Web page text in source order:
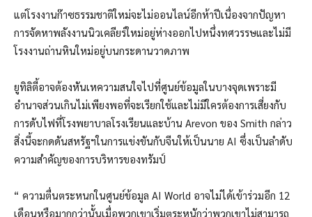
แต่โรงงานก๊าซธรรมชาติใหม่จะไม่ออนไลน์อีกห้าปีเนื่องจากปัญหา
การจัดหาพลังงานนิวเคลียร์ใหม่อยู่ห่างออกไปหนึ่งทศวรรษและไม่มี
โรงงานถ่านหินใหม่อยู่บนกระดานวาดภาพ
ยูทิลิตี้อาจต้องหันเหความสนใจไปที่ศูนย์ข้อมูลในบางจุดเพราะมี
อำนาจส่วนเกินไม่เพียงพอที่จะเรียกใช้และไม่มีใครต้องการเสี่ยงกับ
การดับไฟที่โรงพยาบาลโรงเรียนและบ้าน Arevon ของ Smith กล่าว
สิ่งนี้จะกดดันสหรัฐฯในการแข่งขันกับจีนให้เป็นนาย AI ซึ่งเป็นลำดับ
ความสำคัญของการบริหารของทรัมป์
“ ความตื่นตระหนกในศูนย์ข้อมูล AI World อาจไม่ได้เข้าร่วมอีก 12
เดือนหรือมากกว่านั้นเมื่อพวกเขาเริ่มตระหนักว่าพวกเขาไม่สามารถ